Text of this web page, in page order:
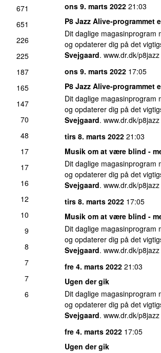
671
651
226
225
187
165
147
70
48
17
17
16
12
10
9
8
7
7
6
ons 9. marts 2022 21:03
P8 Jazz Alive-programmet
Dit daglige magasinprogram
og opdaterer dig på det
Svejgaard. www.dr.dk/
ons 9. marts 2022 17:05
P8 Jazz Alive-programmet
Dit daglige magasinprogram
og opdaterer dig på det
Svejgaard. www.dr.dk/
tirs 8. marts 2022 21:03
Musik om at være blind -
Dit daglige magasinprogram
og opdaterer dig på det
Svejgaard. www.dr.dk/
tirs 8. marts 2022 17:05
Musik om at være blind -
Dit daglige magasinprogram
og opdaterer dig på det
Svejgaard. www.dr.dk/
fre 4. marts 2022 21:03
Ugen der gik
Dit daglige magasinprogram
og opdaterer dig på det
Svejgaard. www.dr.dk/
fre 4. marts 2022 17:05
Ugen der gik